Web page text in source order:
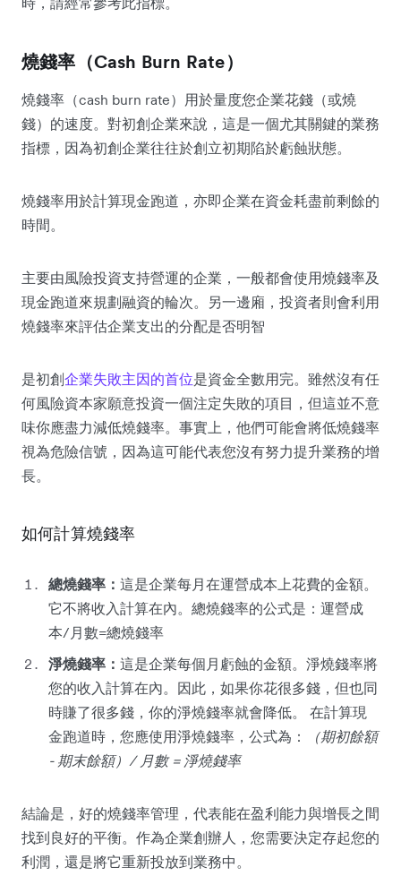
燒錢率（Cash Burn Rate）
燒錢率（cash burn rate）用於量度您企業花錢（或燒
錢）的速度。對初創企業來說，這是一個尤其關鍵的業務
指標，因為初創企業往往於創立初期陷於虧蝕狀態。
燒錢率用於計算現金跑道，亦即企業在資金耗盡前剩餘的
時間。
主要由風險投資支持營運的企業，一般都會使用燒錢率及
現金跑道來規劃融資的輪次。另一邊廂，投資者則會利用
燒錢率來評估企業支出的分配是否明智
是初創企業失敗主因的首位是資金全數用完。雖然沒有任
何風險資本家願意投資一個注定失敗的項目，但這並不意
味你應盡力減低燒錢率。事實上，他們可能會將低燒錢率
視為危險信號，因為這可能代表您沒有努力提升業務的增
長。
如何計算燒錢率
總燒錢率： 這是企業每月在運營成本上花費的金額。
它不將收入計算在內。總燒錢率的公式是：運營成
本/月數=總燒錢率
淨燒錢率： 這是企業每個月虧蝕的金額。淨燒錢率將
您的收入計算在內。因此，如果你花很多錢，但也同
時賺了很多錢，你的淨燒錢率就會降低。 在計算現
金跑道時，您應使用淨燒錢率，公式為：
（期初餘額
- 期末餘額）/ 月數 = 淨燒錢率
結論是，好的燒錢率管理，代表能在盈利能力與增長之間
找到良好的平衡。作為企業創辦人，您需要決定存起您的
利潤，還是將它重新投放到業務中。